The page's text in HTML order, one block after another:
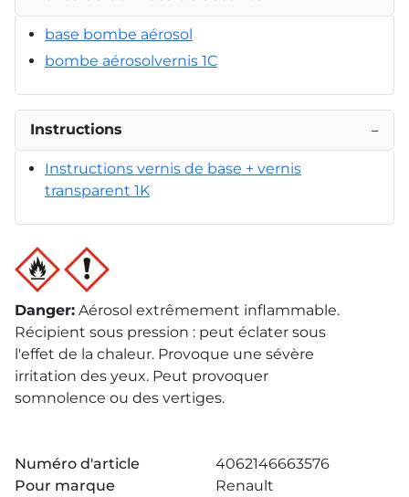
base bombe aérosol
bombe aérosolvernis 1C
Instructions −
Instructions vernis de base + vernis
transparent 1K
Danger: Aérosol extrêmement inflammable.
Récipient sous pression : peut éclater sous
l'effet de la chaleur. Provoque une sévère
irritation des yeux. Peut provoquer
somnolence ou des vertiges.
Numéro d'article
4062146663576
Pour marque
Renault